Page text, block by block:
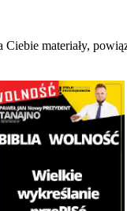
materiały,